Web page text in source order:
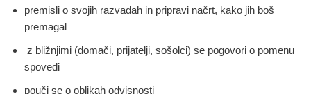
premisli o svojih razvadah in pripravi načrt, kako jih boš
premagal
z bližnjimi (domači, prijatelji, sošolci) se pogovori o pomenu
spovedi
pouči se o oblikah odvisnosti